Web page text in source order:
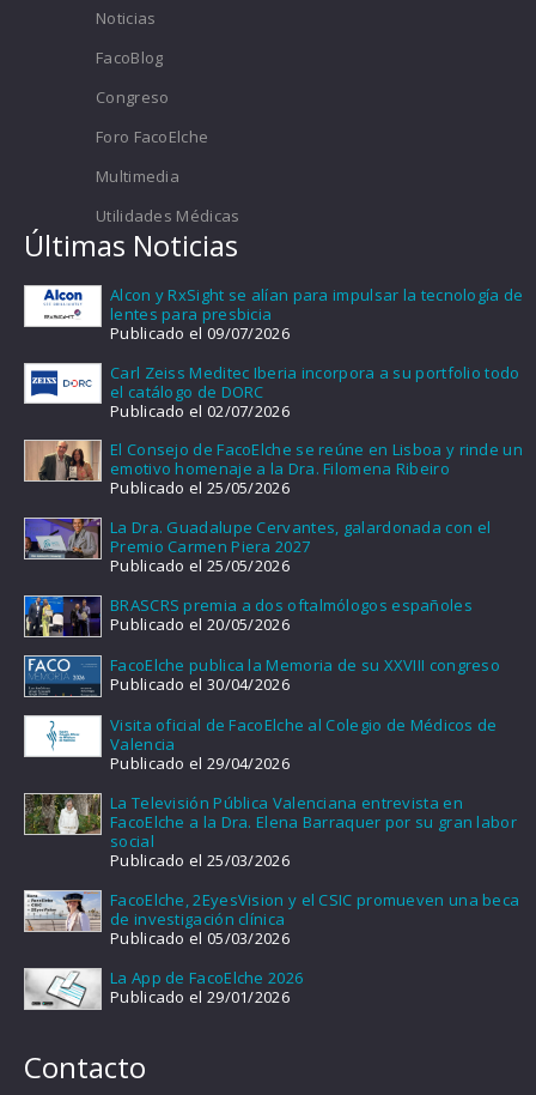
Noticias
FacoBlog
Congreso
Foro FacoElche
Multimedia
Utilidades Médicas
Últimas Noticias
Alcon y RxSight se alían para impulsar la tecnología de
lentes para presbicia
Publicado el 09/07/2026
Carl Zeiss Meditec Iberia incorpora a su portfolio todo
el catálogo de DORC
Publicado el 02/07/2026
El Consejo de FacoElche se reúne en Lisboa y rinde un
emotivo homenaje a la Dra. Filomena Ribeiro
Publicado el 25/05/2026
La Dra. Guadalupe Cervantes, galardonada con el
Premio Carmen Piera 2027
Publicado el 25/05/2026
BRASCRS premia a dos oftalmólogos españoles
Publicado el 20/05/2026
FacoElche publica la Memoria de su XXVIII congreso
Publicado el 30/04/2026
Visita oficial de FacoElche al Colegio de Médicos de
Valencia
Publicado el 29/04/2026
La Televisión Pública Valenciana entrevista en
FacoElche a la Dra. Elena Barraquer por su gran labor
social
Publicado el 25/03/2026
FacoElche, 2EyesVision y el CSIC promueven una beca
de investigación clínica
Publicado el 05/03/2026
La App de FacoElche 2026
Publicado el 29/01/2026
Contacto